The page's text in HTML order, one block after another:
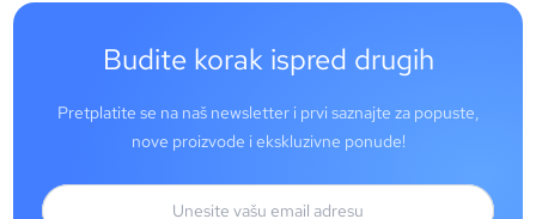
Budite korak ispred drugih
Pretplatite se na naš newsletter i prvi saznajte za popuste,
nove proizvode i ekskluzivne ponude!